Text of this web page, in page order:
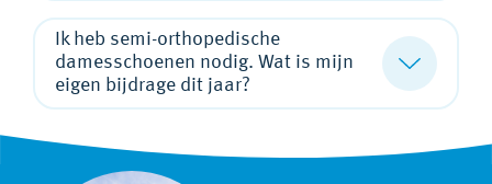
Ik heb semi-orthopedische
damesschoenen nodig. Wat is mijn
eigen bijdrage dit jaar?